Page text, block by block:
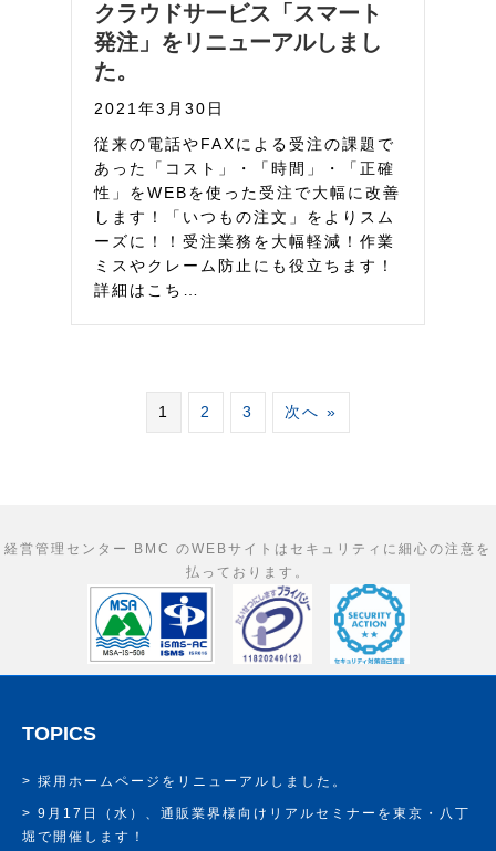
クラウドサービス「スマート
発注」をリニューアルしまし
た。
2021年3月30日
従来の電話やFAXによる受注の課題で
あった「コスト」・「時間」・「正確
性」をWEBを使った受注で大幅に改善
します！「いつもの注文」をよりスム
ーズに！！受注業務を大幅軽減！作業
ミスやクレーム防止にも役立ちます！
詳細はこち…
1 2 3 次へ »
経営管理センター BMC のWEBサイトはセキュリティに細心の注意を
払っております。
TOPICS
採用ホームページをリニューアルしました。
9月17日（水）、通販業界様向けリアルセミナーを東京・八丁
堀で開催します！